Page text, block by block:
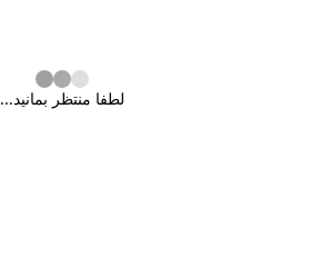
لطفا منتظر بمانید...